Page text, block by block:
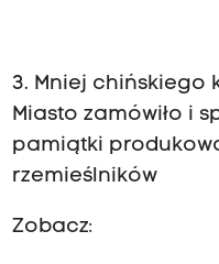
3. Mniej chińskiego
Miasto zamówiło i
pamiątki
rzemieślników
Zobacz: